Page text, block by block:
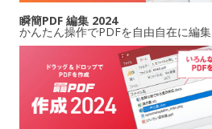
瞬簡PDF 編集 2024
かんたん操作でPDFを自由自在に編集